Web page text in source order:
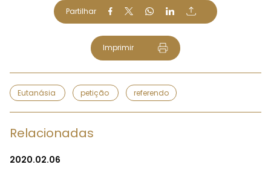
Partilhar
Imprimir
Eutanásia petição referendo
Relacionadas
2020.02.06